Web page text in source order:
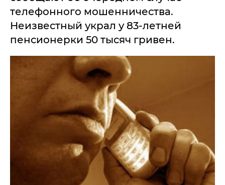
телефонного мошенничества.
Неизвестный украл у 83-летней
пенсионерки 50 тысяч гривен.